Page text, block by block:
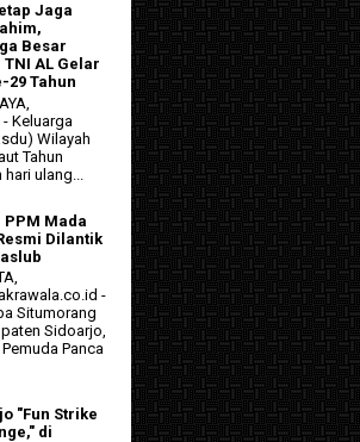
Jaga
Besar
TNI AL Gelar
29 Tahun
Keluarga
Wilayah
Tahun
ulang...
PPM Mada
Dilantik
-
Situmorang
Sidoarjo,
Panca
"Fun Strike
di